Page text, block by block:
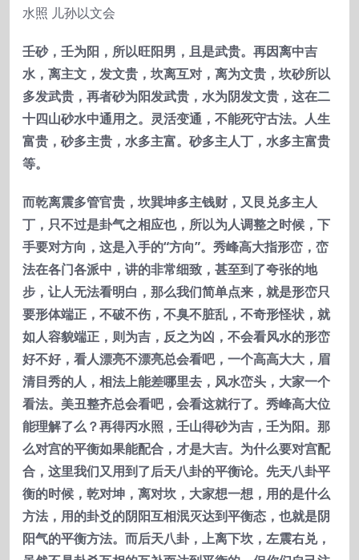
水照 儿孙以文会
壬砂，壬为阳，所以旺阳男，且是武贵。再因离中吉
水，离主文，发文贵，坎离互对，离为文贵，坎砂所以
多发武贵，再者砂为阳发武贵，水为阴发文贵，这在二
十四山砂水中通用之。灵活变通，不能死守古法。人生
富贵，砂多主贵，水多主富。砂多主人丁，水多主富贵
等。
而乾离震多管官贵，坎巽坤多主钱财，又艮兑多主人
丁，只不过是卦气之相应也，所以为人调整之时候，下
手要对方向，这是入手的“方向”。秀峰高大指形峦，峦
法在各门各派中，讲的非常细致，甚至到了夸张的地
步，让人无法看明白，那么我们简单点来，就是形峦只
要形体端正，不破不伤，不臭不脏乱，不奇形怪状，就
如人容貌端正，则为吉，反之为凶，不会看风水的形峦
好不好，看人漂亮不漂亮总会看吧，一个高高大大，眉
清目秀的人，相法上能差哪里去，风水峦头，大家一个
看法。美丑整齐总会看吧，会看这就行了。秀峰高大位
能理解了么？再得丙水照，壬山得砂为吉，壬为阳。那
么对宫的平衡如果能配合，才是大吉。为什么要对宫配
合，这里我们又用到了后天八卦的平衡论。先天八卦平
衡的时候，乾对坤，离对坎，大家想一想，用的是什么
方法，用的卦爻的阴阳互相泯灭达到平衡态，也就是阴
阳气的平衡方法。而后天八卦，上离下坎，左震右兑，